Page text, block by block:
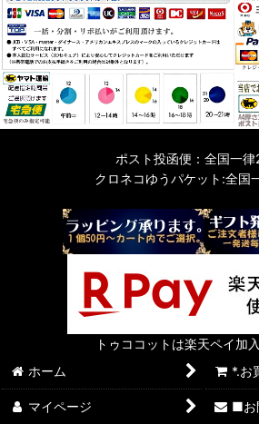
ポスト投函便：全国一
クロネコゆうパケット:全国
トゥココットは楽天ペイ加
ホーム
*.お
マイページ ■お